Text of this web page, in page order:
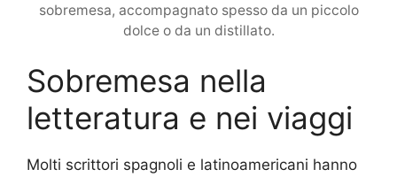
sobremesa, accompagnato spesso da un piccolo
dolce o da un distillato.
Sobremesa nella
letteratura e nei viaggi
Molti scrittori spagnoli e latinoamericani hanno